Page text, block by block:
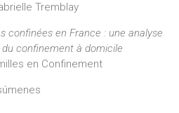
Tremblay
confinées en France : une analyse
du confinement à domicile
en Confinement